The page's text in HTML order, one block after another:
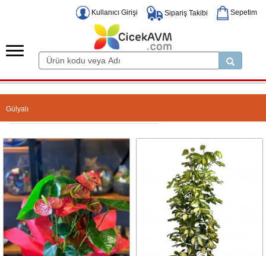
Kullanıcı Girişi Sipariş Takibi Sepetim
Gülyalı